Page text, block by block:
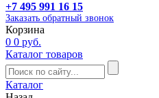
+7 495 991 16 15
Заказать обратный звонок
Корзина
0 0 руб.
Каталог товаров
Каталог